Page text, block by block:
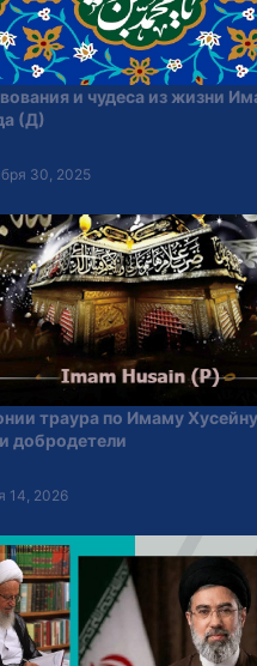
и чудеса из жизни
(Д)
30, 2025
траура по Имаму
добродетели
14, 2026